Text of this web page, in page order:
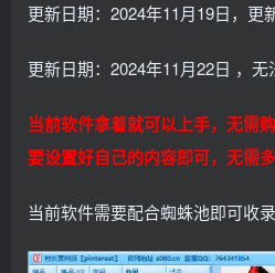
更新日期：2024年11月19日，更
更新日期：2024年11月22日 ，
当前软件拿着就可以上手，无需
要设置好自己的内容即可，无需
当前软件需要配合蜘蛛池即可收